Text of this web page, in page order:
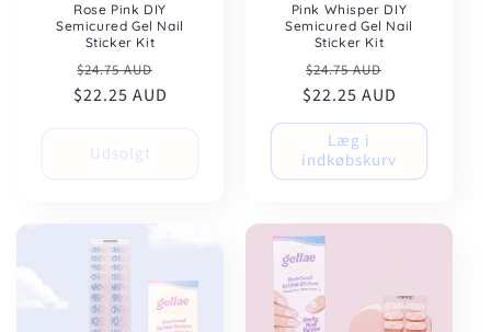
Rose Pink DIY
Semicured Gel Nail
Sticker Kit
Normalpris
$24.75 AUD
$22.25 AUD
Udsolgt
Pink Whisper DIY
Semicured Gel Nail
Sticker Kit
Normalpris
$24.75 AUD
$22.25 AUD
Læg i
indkøbskurv